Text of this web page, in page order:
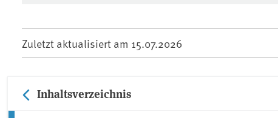
Zuletzt aktualisiert am 15.07.2026
Inhaltsverzeichnis